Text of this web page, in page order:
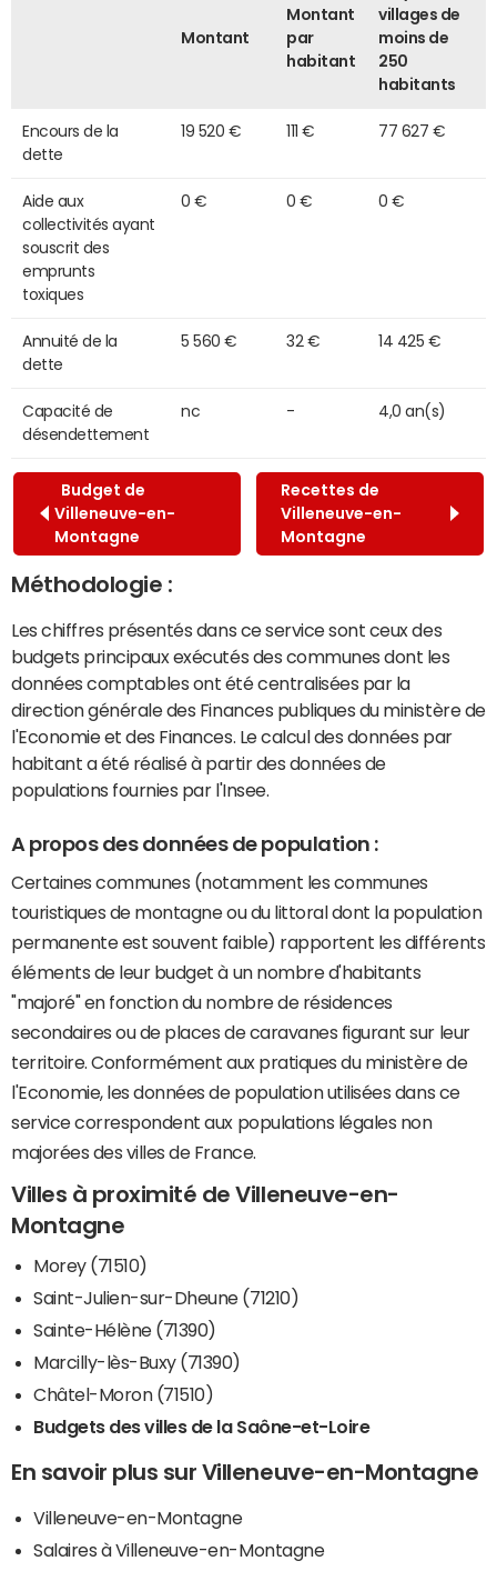
Montant
Montant
par
habitant
villages de
moins de
250
habitants
Encours de la
dette
19 520 € 111 € 77 627 €
Aide aux
collectivités ayant
souscrit des
emprunts
toxiques
0 € 0 € 0 €
Annuité de la
dette
5 560 € 32 € 14 425 €
Capacité de
désendettement
nc - 4,0 an(s)
Budget de
Villeneuve-en-
Montagne
Recettes de
Villeneuve-en-
Montagne
Méthodologie :
Les chiffres présentés dans ce service sont ceux des
budgets principaux exécutés des communes dont les
données comptables ont été centralisées par la
direction générale des Finances publiques du ministère de
l'Economie et des Finances. Le calcul des données par
habitant a été réalisé à partir des données de
populations fournies par l'Insee.
A propos des données de population :
Certaines communes (notamment les communes
touristiques de montagne ou du littoral dont la population
permanente est souvent faible) rapportent les différents
éléments de leur budget à un nombre d'habitants
"majoré" en fonction du nombre de résidences
secondaires ou de places de caravanes figurant sur leur
territoire. Conformément aux pratiques du ministère de
l'Economie, les données de population utilisées dans ce
service correspondent aux populations légales non
majorées des villes de France.
Villes à proximité de Villeneuve-en-
Montagne
Morey (71510)
Saint-Julien-sur-Dheune (71210)
Sainte-Hélène (71390)
Marcilly-lès-Buxy (71390)
Châtel-Moron (71510)
Budgets des villes de la Saône-et-Loire
En savoir plus sur Villeneuve-en-Montagne
Villeneuve-en-Montagne
Salaires à Villeneuve-en-Montagne